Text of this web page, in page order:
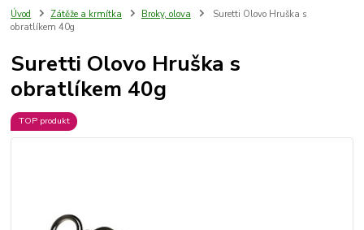
Úvod Zátěže a krmítka Broky, olova
Suretti Olovo Hruška s
obratlíkem 40g
Suretti Olovo Hruška s
obratlíkem 40g
TOP produkt